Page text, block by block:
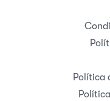
Política